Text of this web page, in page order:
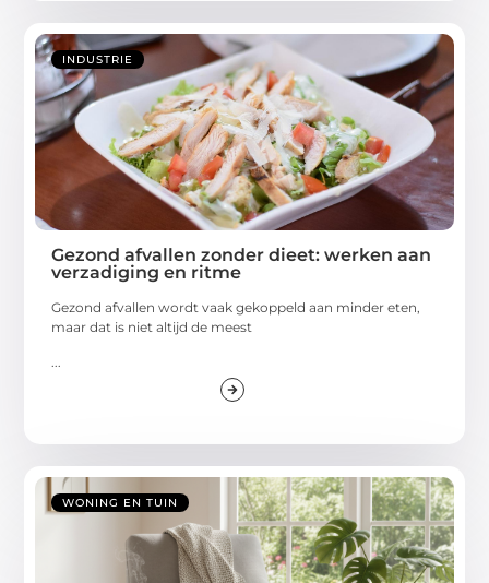
INDUSTRIE
Gezond afvallen zonder dieet: werken aan
verzadiging en ritme
Gezond afvallen wordt vaak gekoppeld aan minder eten,
maar dat is niet altijd de meest
WONING EN TUIN